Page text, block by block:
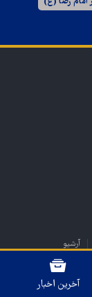
آرشیو
آخرین اخبار